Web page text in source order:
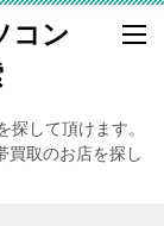
コン
して頂けます。
買取のお店を探し